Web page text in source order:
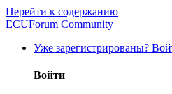
Перейти к содержанию
ECUForum Community
Уже зарегистрированы?
Войти